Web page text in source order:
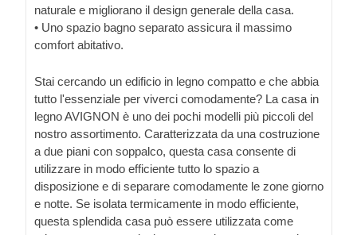
naturale e migliorano il design generale della casa.
• Uno spazio bagno separato assicura il massimo
comfort abitativo.
Stai cercando un edificio in legno compatto e che abbia
tutto l'essenziale per viverci comodamente? La casa in
legno AVIGNON è uno dei pochi modelli più piccoli del
nostro assortimento. Caratterizzata da una costruzione
a due piani con soppalco, questa casa consente di
utilizzare in modo efficiente tutto lo spazio a
disposizione e di separare comodamente le zone giorno
e notte. Se isolata termicamente in modo efficiente,
questa splendida casa può essere utilizzata come